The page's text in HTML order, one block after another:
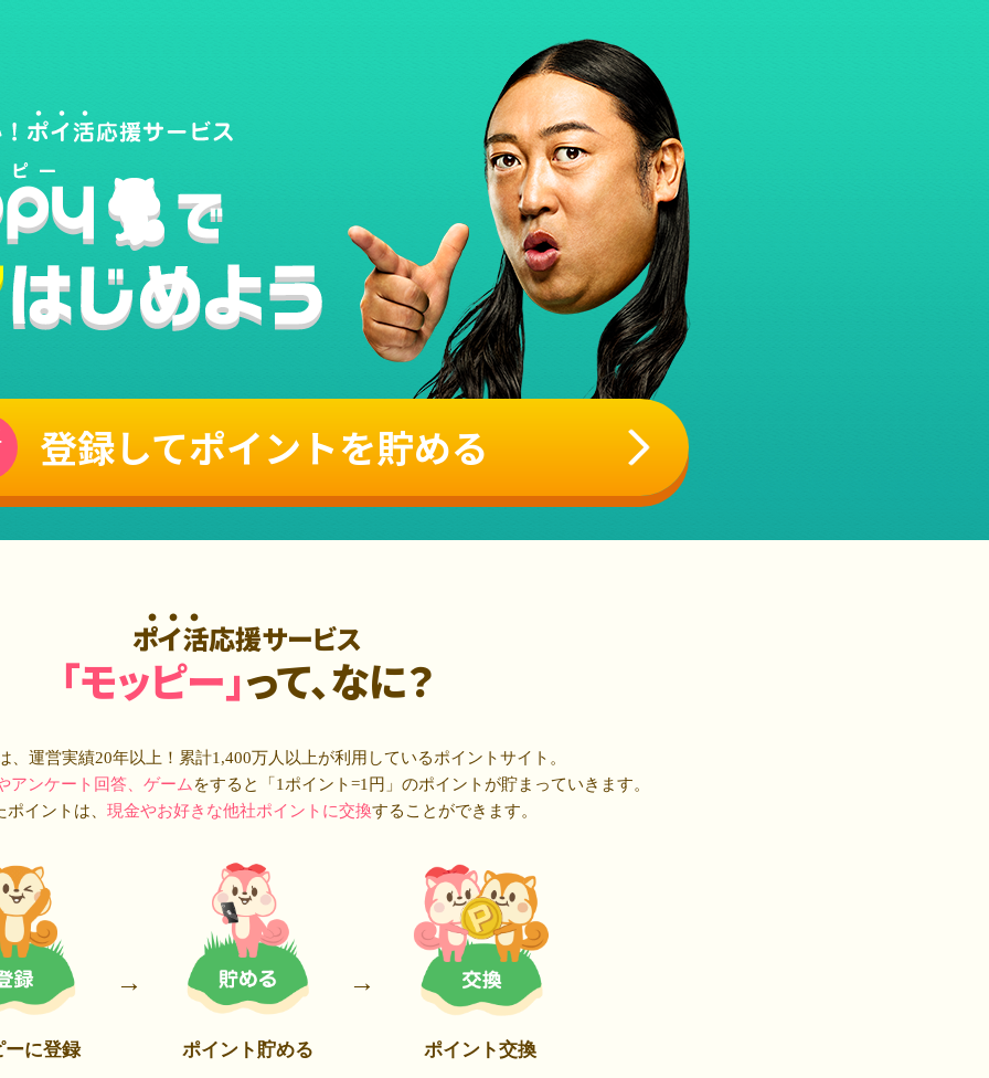
登録してポイントを貯める
ポイ活応援サービス
「モッピー」って、なに？
、運営実績20年以上！累計1,400万人 以上が利用しているポイントサイト。
アンケート回答、ゲーム をすると「1ポイント=1円」のポイントが貯まっていきます。
ポイントは、 現金やお好きな他社ポイントに交換することができます。
ーに登録 ポイント貯める ポイント交換